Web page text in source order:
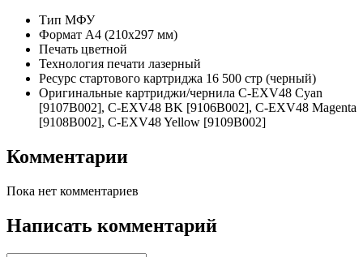
Тип МФУ
Формат A4 (210x297 мм)
Печать цветной
Технология печати лазерный
Ресурс стартового картриджа 16 500 стр (черный)
Оригинальные картриджи/чернила C-EXV48 Cyan
[9107B002], C-EXV48 BK [9106B002], C-EXV48 Magenta
[9108B002], C-EXV48 Yellow [9109B002]
Комментарии
Пока нет комментариев
Написать комментарий